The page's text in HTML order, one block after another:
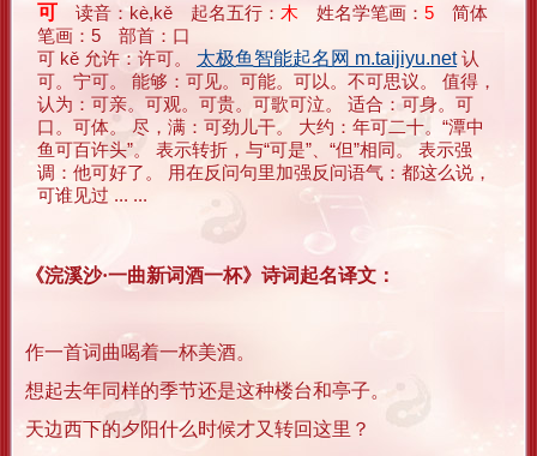
可 读音：kè,kě 起名五行： 木 姓名学笔画： 5 简体
笔画：5 部首：口
可 kě 允许：许可。 太极鱼智能起名网 m.taijiyu.net认
可。宁可。 能够：可见。可能。可以。不可思议。 值得，
认为：可亲。可观。可贵。可歌可泣。 适合：可身。可
口。可体。 尽，满：可劲儿干。 大约：年可二十。“潭中
鱼可百许头”。 表示转折，与“可是”、“但”相同。 表示强
调：他可好了。 用在反问句里加强反问语气：都这么说，
可谁见过 ... ...
《浣溪沙·一曲新词酒一杯》诗词起名译文：
作一首词曲喝着一杯美酒。
想起去年同样的季节还是这种楼台和亭子。
天边西下的夕阳什么时候才又转回这里？